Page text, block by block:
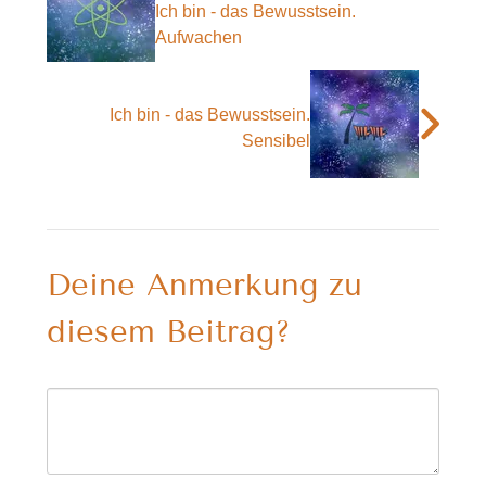
Ich bin - das Bewusstsein.
Aufwachen
Ich bin - das Bewusstsein.
Sensibel
Deine Anmerkung zu
diesem Beitrag?